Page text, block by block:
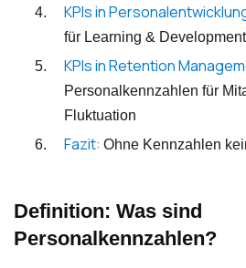
KPIs in
für Learning & Development
KPIs in Retention
Personalkennzahlen für
Fluktuation
Fazit: Ohne Kennzahlen
Definition: Was sind
Personalkennzahlen?